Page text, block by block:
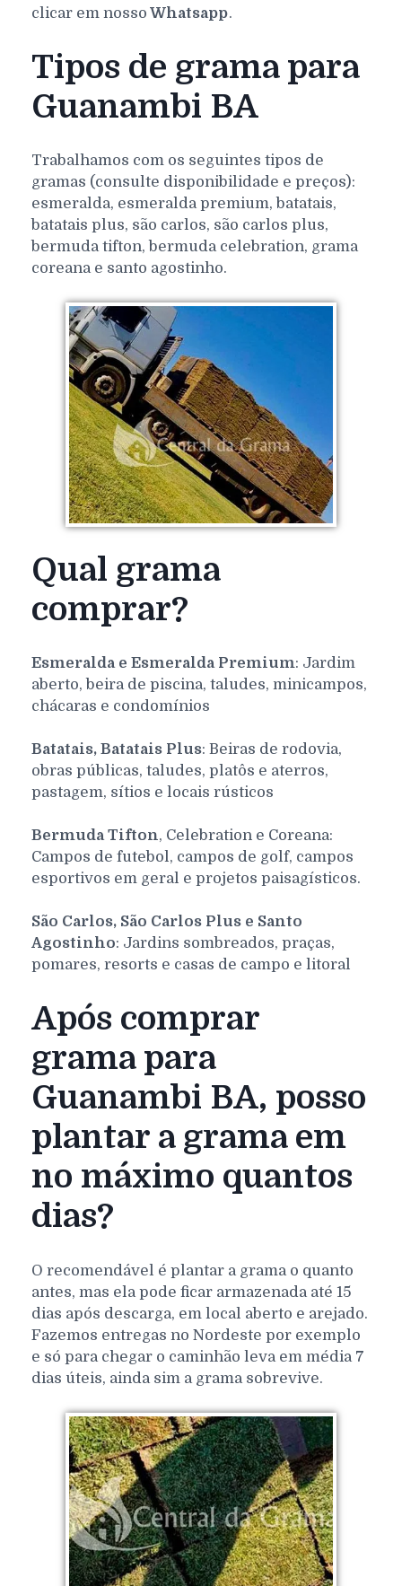
clicar em nosso Whatsapp.
Tipos de grama para
Guanambi BA
Trabalhamos com os seguintes tipos de
gramas (consulte disponibilidade e preços):
esmeralda, esmeralda premium, batatais,
batatais plus, são carlos, são carlos plus,
bermuda tifton, bermuda celebration, grama
coreana e santo agostinho.
Qual grama
comprar?
Esmeralda e Esmeralda Premium: Jardim
aberto, beira de piscina, taludes, minicampos,
chácaras e condomínios
Batatais, Batatais Plus: Beiras de rodovia,
obras públicas, taludes, platôs e aterros,
pastagem, sítios e locais rústicos
Bermuda Tifton, Celebration e Coreana:
Campos de futebol, campos de golf, campos
esportivos em geral e projetos paisagísticos.
São Carlos, São Carlos Plus e Santo
Agostinho: Jardins sombreados, praças,
pomares, resorts e casas de campo e litoral
Após comprar
grama para
Guanambi BA, posso
plantar a grama em
no máximo quantos
dias?
O recomendável é plantar a grama o quanto
antes, mas ela pode ficar armazenada até 15
dias após descarga, em local aberto e arejado.
Fazemos entregas no Nordeste por exemplo
e só para chegar o caminhão leva em média 7
dias úteis, ainda sim a grama sobrevive.